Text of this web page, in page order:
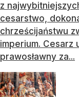
z
cesarstwo,
chrześcijaństwu
imperium. Cesarz
prawosławny za...